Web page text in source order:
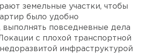
земельные участки, чтобы
было удобно
выполнять повседневные дела
с плохой транспортной
инфраструктурой